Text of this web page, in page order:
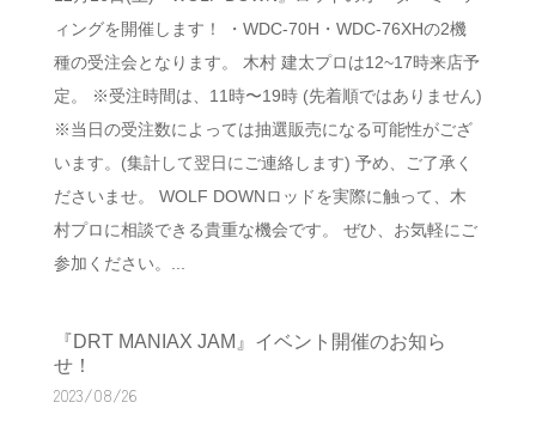
ィングを開催します！ ・WDC-70H・WDC-76XHの2機
種の受注会となります。 木村 建太プロは12~17時来店予
定。 ※受注時間は、11時〜19時 (先着順ではありません)
※当日の受注数によっては抽選販売になる可能性がござ
います。(集計して翌日にご連絡します) 予め、ご了承く
ださいませ。 WOLF DOWNロッドを実際に触って、木
村プロに相談できる貴重な機会です。 ぜひ、お気軽にご
参加ください。...
『DRT MANIAX JAM』イベント開催のお知ら
せ！
2023/08/26